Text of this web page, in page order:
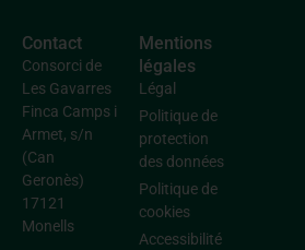
Contact
Consorci de
Les Gavarres
Finca Camps i
Armet, s/n
(Can
Geronès)
17121
Monells
Mentions
légales
Légal
Politique de
protection
des données
Politique de
cookies
Accessibilité